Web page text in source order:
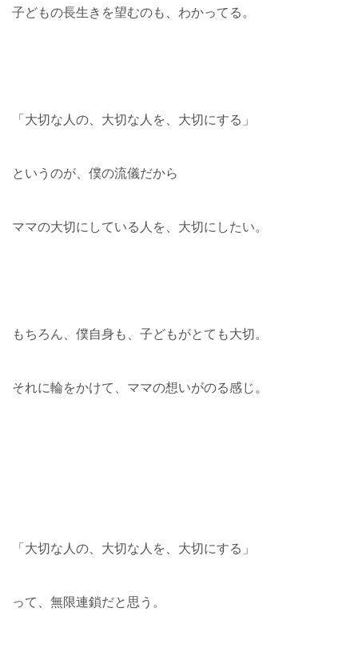
子どもの長生きを望むのも、わかってる。
「大切な人の、大切な人を、大切にする」
というのが、僕の流儀だから
ママの大切にしている人を、大切にしたい。
もちろん、僕自身も、子どもがとても大切。
それに輪をかけて、ママの想いがのる感じ。
「大切な人の、大切な人を、大切にする」
って、無限連鎖だと思う。